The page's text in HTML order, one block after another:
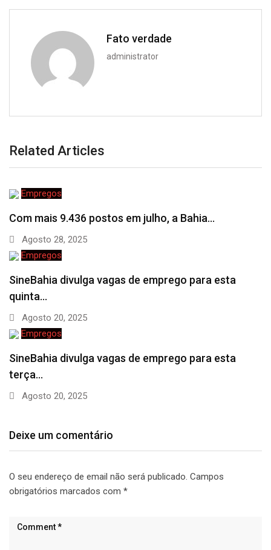
Fato verdade
administrator
Related Articles
Empregos
Com mais 9.436 postos em julho, a Bahia…
Agosto 28, 2025
Empregos
SineBahia divulga vagas de emprego para esta
quinta…
Agosto 20, 2025
Empregos
SineBahia divulga vagas de emprego para esta
terça…
Agosto 20, 2025
Deixe um comentário
O seu endereço de email não será publicado. Campos
obrigatórios marcados com *